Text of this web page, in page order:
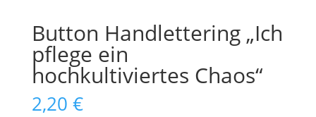
Button Handlettering „Ich
pflege ein
hochkultiviertes Chaos“
2,20 €